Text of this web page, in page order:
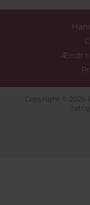
Ændr
Copyright © 2026